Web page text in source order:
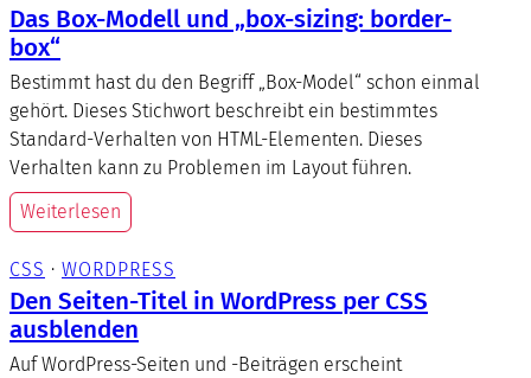
Das Box-Modell und „box-sizing: border-
box“
Bestimmt hast du den Begriff „Box-Model“ schon einmal
gehört. Dieses Stichwort beschreibt ein bestimmtes
Standard-Verhalten von HTML-Elementen. Dieses
Verhalten kann zu Problemen im Layout führen.
Weiterlesen
CSS · WORDPRESS
Den Seiten-Titel in WordPress per CSS
ausblenden
Auf WordPress-Seiten und -Beiträgen erscheint